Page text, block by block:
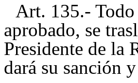
Art. 135.- Todo
aprobado, se
Presidente de la
dará su sanción